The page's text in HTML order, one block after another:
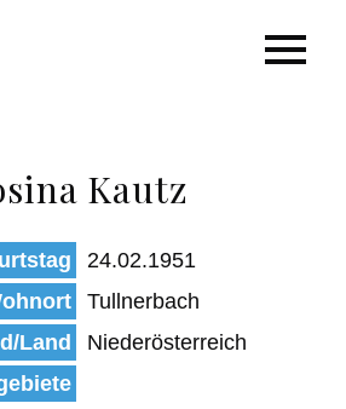
Kautz
24.02.1951
Tullnerbach
Land
Niederösterreich
Liste